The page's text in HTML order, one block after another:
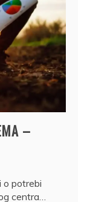
–
o potrebi
centra…